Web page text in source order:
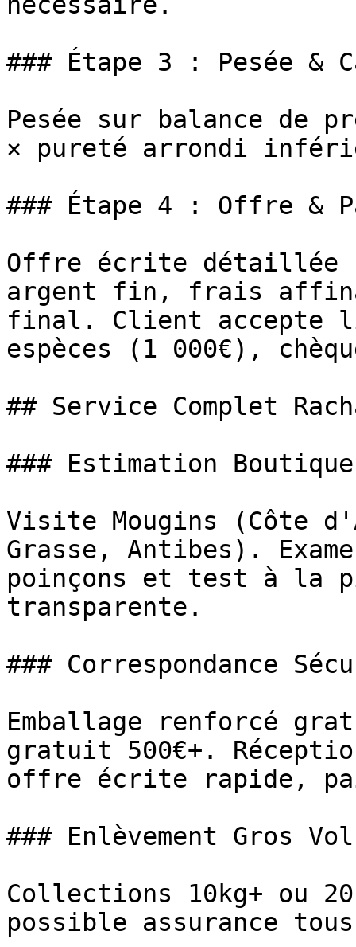
### Étape 3 : Pesée &
Pesée sur balance de
× pureté arrondi
### Étape 4 : Offre &
Offre écrite
argent fin, frais
final. Client accepte
espèces (1 000€),
## Service Complet
### Estimation
Visite Mougins (Côte
Grasse, Antibes).
poinçons et test à la
transparente.
### Correspondance
Emballage renforcé
gratuit 500€+.
offre écrite rapide,
### Enlèvement Gros
Collections 10kg+ ou
possible assurance